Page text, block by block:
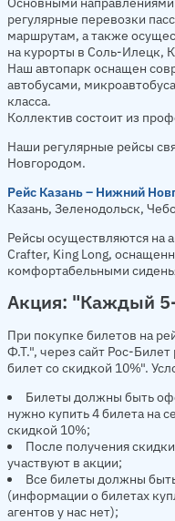
регулярные перевозки
маршрутам, а также
на курорты в Соль-Илецк,
Наш автопарк оснащен
автобусами,
класса.
Коллектив состоит из
Наши регулярные рейсы
Новгородом.
Рейс Казань – Нижний
Казань, Зеленодольск,
Рейсы осуществляются на
Crafter, King Long,
комфортабельными
Акция: "Каждый
При покупке билетов на
Ф.Т.", через сайт Рос-
билет со скидкой 10%".
Билеты должны быть
нужно купить 4 билета на
скидкой 10%;
После получения
участвуют в акции;
Все билеты должны
(информации о билетах
агентов у нас нет);